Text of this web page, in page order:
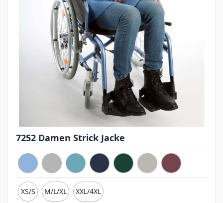
7252 Damen Strick Jacke
XS/S M/L/XL XXL/4XL